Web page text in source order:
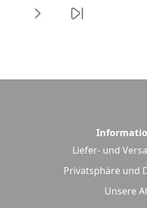
Liefer- und
Privatsphäre und
Unsere